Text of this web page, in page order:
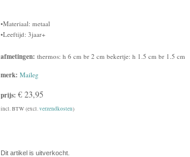
•Materiaal: metaal
•Leeftijd: 3jaar+
afmetingen: thermos: h 6 cm br 2 cm bekertje: h 1.5 cm br 1.5 cm
merk: Maileg
prijs: € 23,95
incl. BTW (excl.verzendkosten)
Dit artikel is uitverkocht.